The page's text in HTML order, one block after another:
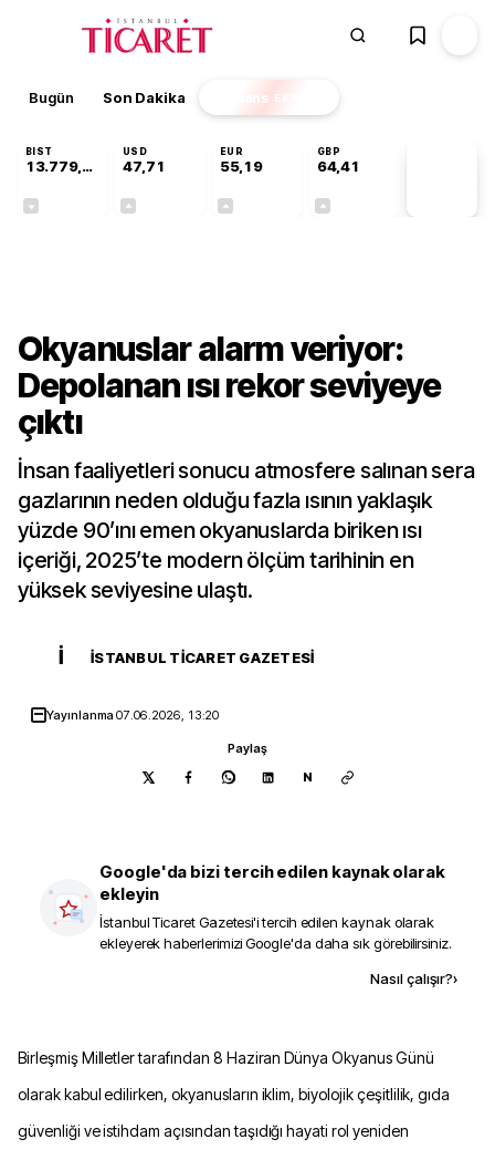
Bugün Son Dakika Finans EKSTRA
BIST
13.779,39
USD
47,71
EUR
55,19
GBP
64,41
Okyanuslar alarm veriyor:
Depolanan ısı rekor seviyeye
çıktı
İnsan faaliyetleri sonucu atmosfere salınan sera
gazlarının neden olduğu fazla ısının yaklaşık
yüzde 90’ını emen okyanuslarda biriken ısı
içeriği, 2025’te modern ölçüm tarihinin en
yüksek seviyesine ulaştı.
İ İSTANBUL TICARET GAZETESI
Yayınlanma07.06.2026, 13:20
Paylaş
N
Google'da bizi tercih edilen kaynak olarak
ekleyin
İstanbul Ticaret Gazetesi'i tercih edilen kaynak olarak
ekleyerek haberlerimizi Google'da daha sık görebilirsiniz.
Nasıl çalışır?›
Birleşmiş Milletler tarafından 8 Haziran Dünya Okyanus Günü
olarak kabul edilirken, okyanusların iklim, biyolojik çeşitlilik, gıda
güvenliği ve istihdam açısından taşıdığı hayati rol yeniden